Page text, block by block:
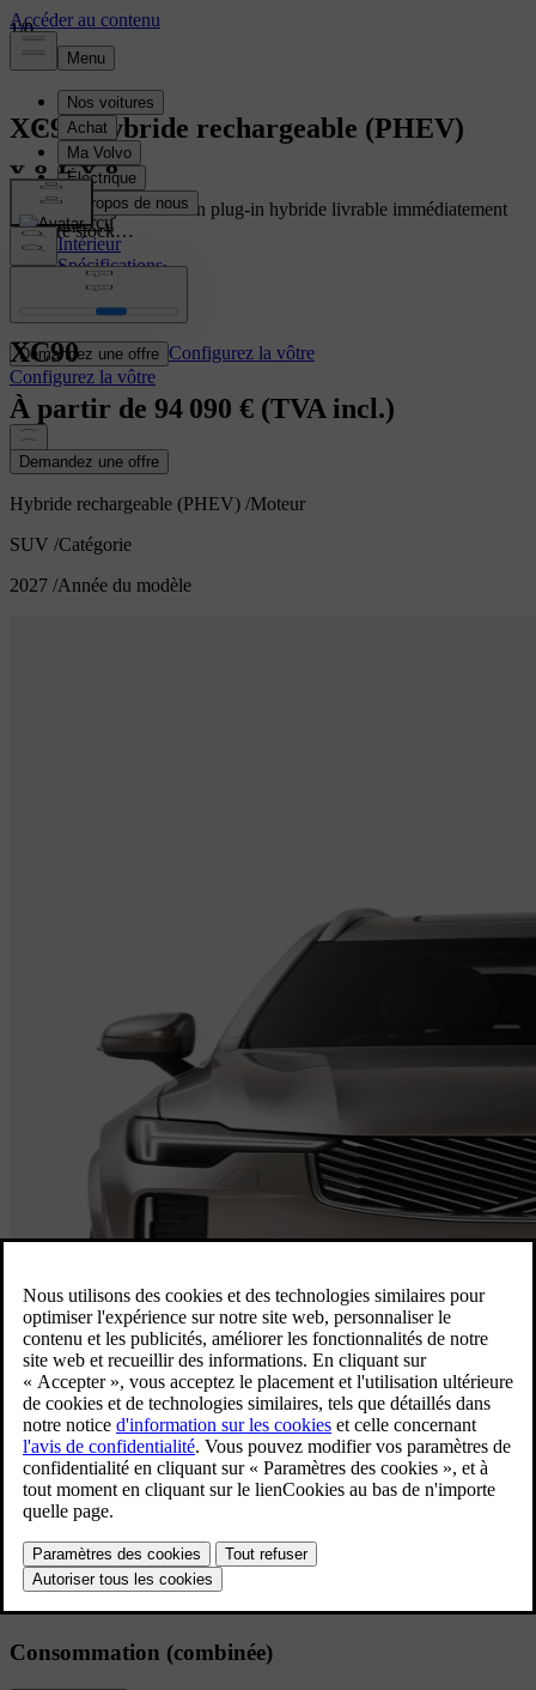
XC90 Hybride rechargeable (PHEV)
Aperçu
Intérieur
Spécifications
Caractéristiques
Demandez une offre Configurez la vôtre
Configurez la vôtre
Choisissez aujourd’hui un plug-in hybride livrable immédiatement
de notre stock…
Consultez notre stock
XC90
À partir de 94 090 € (TVA incl.)
Demandez une offre
Hybride rechargeable (PHEV) /Moteur
SUV /Catégorie
2027 /Année du modèle
Vue d’ensemble de la XC90
De la place pour tout le monde, prêt . Ce
spacieux SUV familial 7 places offre tout
le confort de la maison.
Autonomie électrique (combinée)
En savoir plus
Consommation (combinée)
1/0
1/0